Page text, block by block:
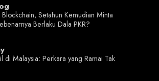
Setahun Kemudian Minta
Berlaku Dala PKR?
di Malaysia: Perkara yang Ramai Tak